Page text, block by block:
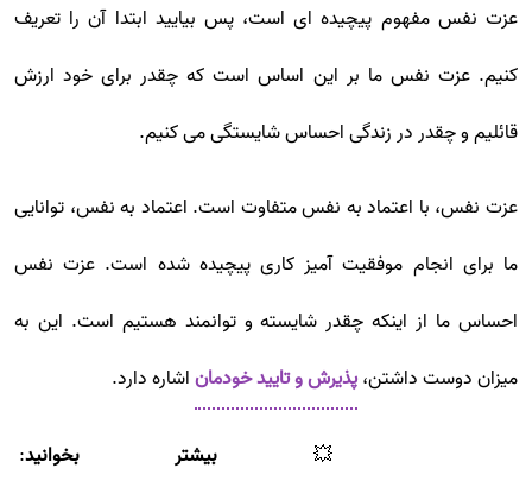
عزت نفس مفهوم پیچیده ای است، پس بیایید ابتدا آن را تعریف
کنیم. عزت نفس ما بر این اساس است که چقدر برای خود ارزش
قائلیم و چقدر در زندگی احساس شایستگی می کنیم.
عزت نفس، با اعتماد به نفس متفاوت است. اعتماد به نفس، توانایی
ما برای انجام موفقیت آمیز کاری پیچیده شده است. عزت نفس
احساس ما از اینکه چقدر شایسته و توانمند هستیم است. این به
میزان دوست داشتن،پذیرش و تایید خودماناشاره دارد.
💥 بیشتر بخوانید: